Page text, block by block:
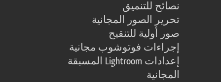
نصائح للتنميق
تحرير الصور المجانية
صور أولية للتنقيح
إجراءات فوتوشوب مجانية
إعدادات Lightroom المسبقة
المجانية